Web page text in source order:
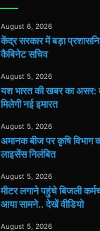
August 6, 2026
केंद्र सरकार में बड़ा
कैबिनेट सचिव
August 5, 2026
यश भारत की खबर का असर:
मिलेगी नई इमारत
August 5, 2026
अमानक बीज पर कृषि विभाग
लाइसेंस निलंबित
August 5, 2026
मीटर लगाने पहुंचे बिजली
आया सामने.. देखें वीडियो
August 5, 2026